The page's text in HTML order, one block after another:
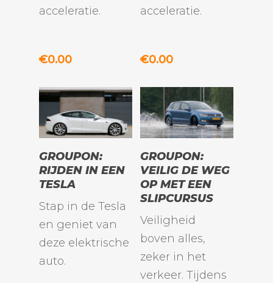
acceleratie.
€0.00
acceleratie.
€0.00
TOEVOEGEN
AAN
WINKELWAGEN
GROUPON:
RIJDEN IN EEN
TESLA
Stap in de Tesla
en geniet van
deze elektrische
auto.
TOEVOEGEN
AAN
WINKELWAGEN
GROUPON:
VEILIG DE WEG
OP MET EEN
SLIPCURSUS
Veiligheid
boven alles,
zeker in het
verkeer. Tijdens